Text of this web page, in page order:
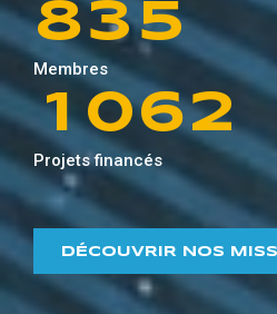
8
9
3
4
5
6
7
5
6
7
8
9
Membres
0
1
2
3
9
0
1
2
5
6
7
8
1
2
3
4
Projets financés
DÉCOUVRIR NOS